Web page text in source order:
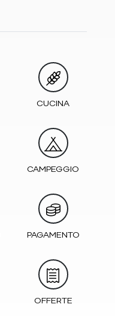
CUCINA
CAMPEGGIO
PAGAMENTO
OFFERTE